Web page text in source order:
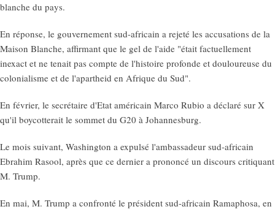
blanche du pays.
En réponse, le gouvernement sud-africain a rejeté les accusations de la
Maison Blanche, affirmant que le gel de l'aide "était factuellement
inexact et ne tenait pas compte de l'histoire profonde et douloureuse du
colonialisme et de l'apartheid en Afrique du Sud".
En février, le secrétaire d'Etat américain Marco Rubio a déclaré sur X
qu'il boycotterait le sommet du G20 à Johannesburg.
Le mois suivant, Washington a expulsé l'ambassadeur sud-africain
Ebrahim Rasool, après que ce dernier a prononcé un discours critiquant
M. Trump.
En mai, M. Trump a confronté le président sud-africain Ramaphosa, en